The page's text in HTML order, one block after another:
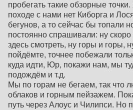
пробегать такие обзорные
походе с нами нет Киборга и
бегунов, а то сейчас бы топали
постоянно спрашивали: ну
здесь смотреть, ну горы и горы,
пойдёмте, точнее побежали
куда идти, Юр, покажи нам, мы
подождём и т.д.
Мы по горам не бегаем, так что
облаков и горным пейзажем.
путь через Алоус и Чилипси. Но